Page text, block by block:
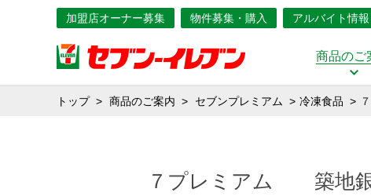
加盟店オーナー募集 物件募集・購入 アルバイト情報
商品のご
トップ 商品のご案内 セブンプレミアム 冷凍食品
７プレミアム 築地